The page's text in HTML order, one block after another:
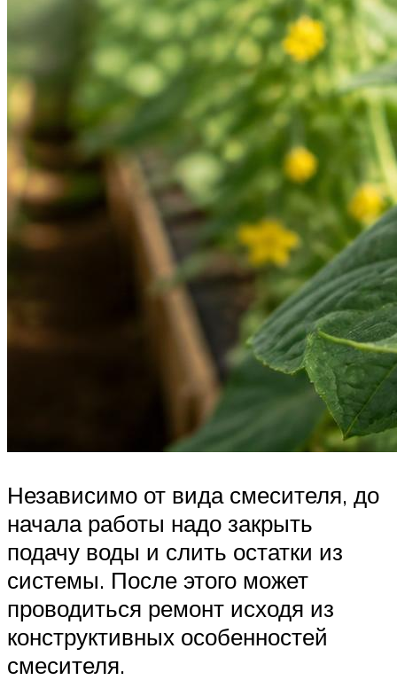
Независимо от вида смесителя, до
начала работы надо закрыть
подачу воды и слить остатки из
системы. После этого может
проводиться ремонт исходя из
конструктивных особенностей
смесителя.